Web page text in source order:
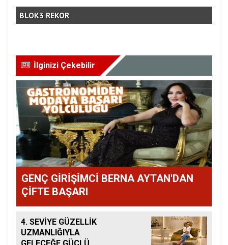
BLOK3 REKOR
İlginizi Çekebilir
GENÇ GİRİŞİMCİ BERNA AYTAN'DAN
ÇİFTE BAŞARI
4. SEVİYE GÜZELLİK
UZMANLIĞIYLA